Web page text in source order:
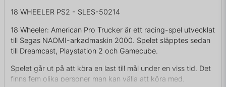
18 WHEELER PS2 - SLES-50214
18 Wheeler: American Pro Trucker är ett racing-spel utvecklat
till Segas NAOMI-arkadmaskin 2000. Spelet släpptes sedan
till Dreamcast, Playstation 2 och Gamecube.
Spelet går ut på att köra en last till mål under en viss tid. Det
finns fem olika personer man kan välja att köra med.